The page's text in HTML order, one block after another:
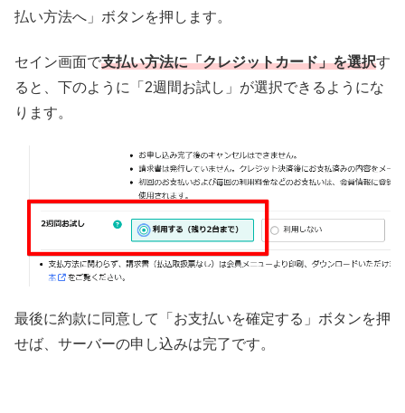
払い方法へ」ボタンを押します。
セイン画面で支払い方法に「クレジットカード」を選択す
ると、下のように「2週間お試し」が選択できるようにな
ります。
最後に約款に同意して「お支払いを確定する」ボタンを押
せば、サーバーの申し込みは完了です。